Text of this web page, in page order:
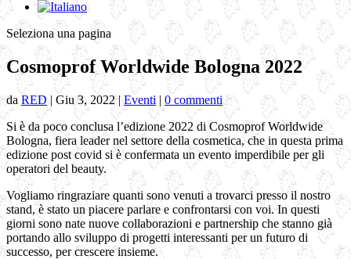
Seleziona una pagina
Cosmoprof Worldwide Bologna 2022
da RED | Giu 3, 2022|Eventi | 0 commenti
Si è da poco conclusa l’edizione 2022 di Cosmoprof Worldwide
Bologna, fiera leader nel settore della cosmetica, che in questa prima
edizione post covid si è confermata un evento imperdibile per gli
operatori del beauty.
Vogliamo ringraziare quanti sono venuti a trovarci presso il nostro
stand, è stato un piacere parlare e confrontarsi con voi. In questi
giorni sono nate nuove collaborazioni e partnership che stanno già
portando allo sviluppo di progetti interessanti per un futuro di
successo, per crescere insieme.